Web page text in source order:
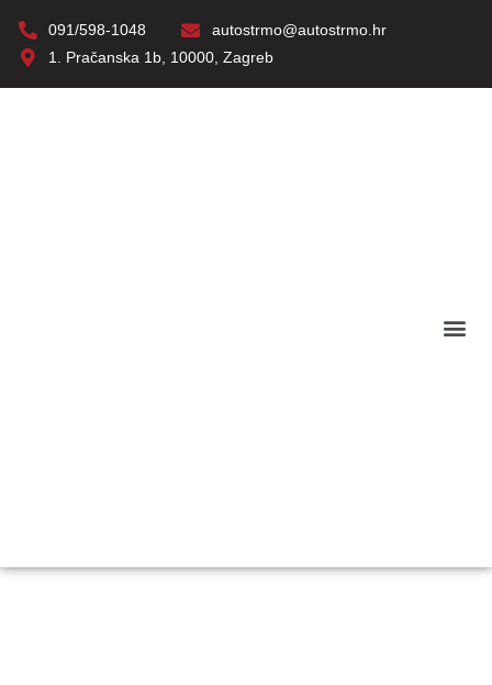
091/598-1048
autostrmo@autostrmo.hr
1. Pračanska 1b, 10000, Zagreb